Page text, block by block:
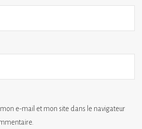
e-mail et mon site dans le navigateur